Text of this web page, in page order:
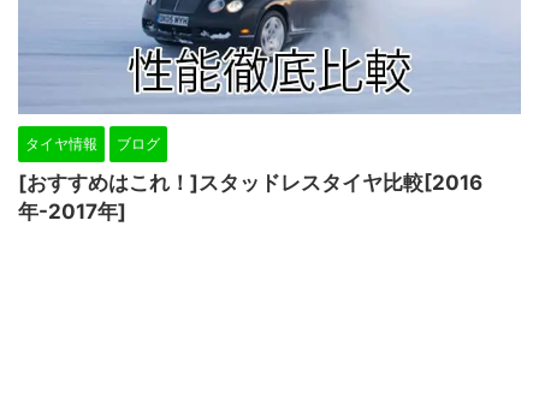
タイヤ情報 ブログ
[おすすめはこれ！]スタッドレスタイヤ比較[2016
年-2017年]